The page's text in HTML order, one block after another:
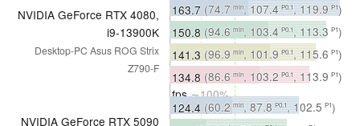
NVIDIA GeForce RTX 4080,
i9-13900K
Desktop-PC Asus ROG Strix
Z790-F
163.7 (74.7 min, 107.4 P0.1, 119.9 P1)
fps ∼100%
150.8 (94.6 min, 103.4 P0.1, 113.3 P1)
fps ∼100%
141.3 (96.9 min, 101.9 P0.1, 115.6 P1)
fps ∼100%
134.8 (86.6 min, 103.2 P0.1, 113.9 P1)
fps∼100%
NVIDIA GeForce RTX 5090
124.4 (60.2 min, 87.8 P0.1, 102.5 P1)